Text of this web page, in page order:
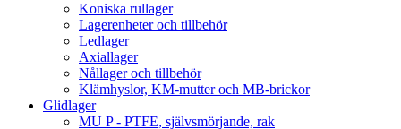
Koniska rullager
Lagerenheter och tillbehör
Ledlager
Axiallager
Nållager och tillbehör
Klämhyslor, KM-mutter och MB-brickor
Glidlager
MU P - PTFE, självsmörjande, rak